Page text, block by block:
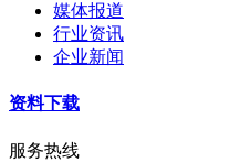
媒体报道
行业资讯
企业新闻
资料下载
服务热线